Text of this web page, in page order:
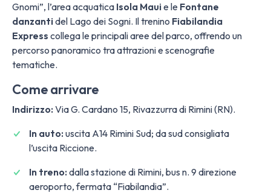
Gnomi”, l’area acquatica Isola Mauie le Fontane
danzantidel Lago dei Sogni. Il trenino Fiabilandia
Express collega le principali aree del parco, offrendo un
percorso panoramico tra attrazioni e scenografie
tematiche.
Come arrivare
Indirizzo: Via G. Cardano 15, Rivazzurra di Rimini (RN).
In auto: uscita A14 Rimini Sud; da sud consigliata
l’uscita Riccione.
In treno: dalla stazione di Rimini, bus n. 9 direzione
aeroporto, fermata “Fiabilandia”.